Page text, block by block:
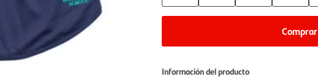
Comprar
Información del producto